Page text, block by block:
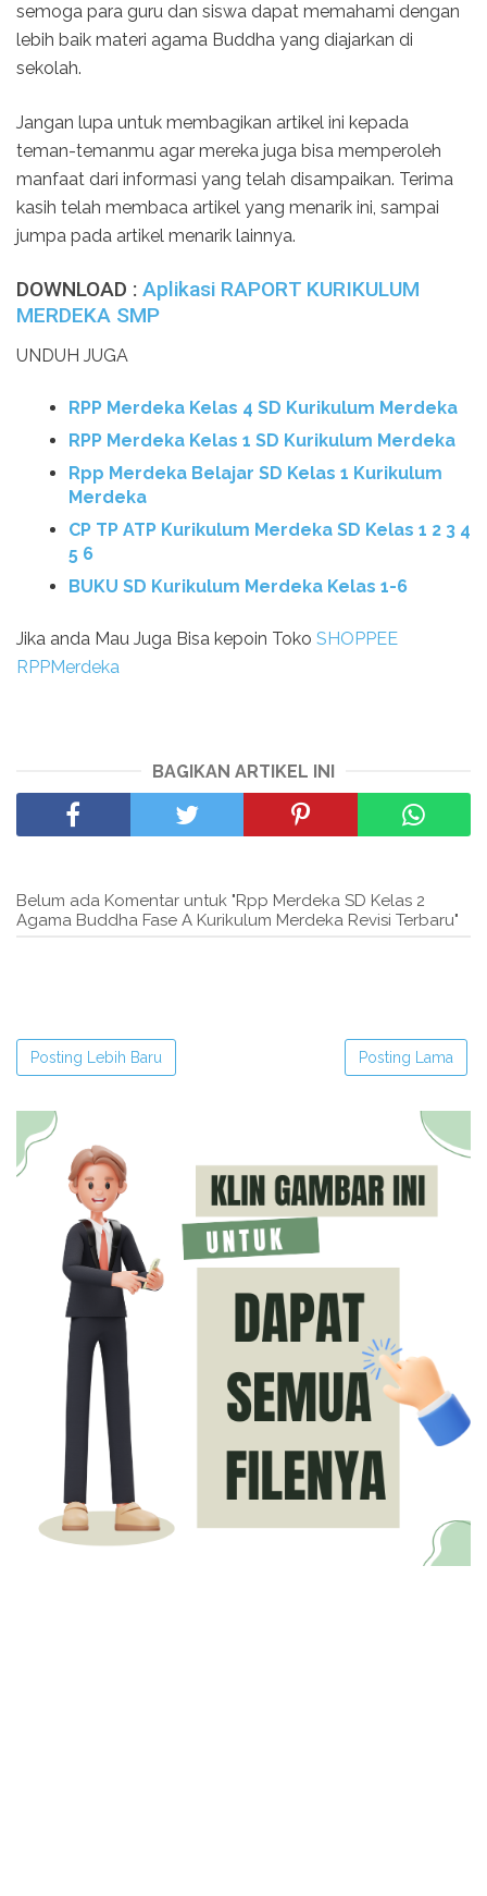
semoga para guru dan siswa dapat memahami dengan
lebih baik materi agama Buddha yang diajarkan di
sekolah.
Jangan lupa untuk membagikan artikel ini kepada
teman-temanmu agar mereka juga bisa memperoleh
manfaat dari informasi yang telah disampaikan. Terima
kasih telah membaca artikel yang menarik ini, sampai
jumpa pada artikel menarik lainnya.
DOWNLOAD : Aplikasi RAPORT KURIKULUM
MERDEKA SMP
UNDUH JUGA
RPP Merdeka Kelas 4 SD Kurikulum Merdeka
RPP Merdeka Kelas 1 SD Kurikulum Merdeka
Rpp Merdeka Belajar SD Kelas 1 Kurikulum
Merdeka
CP TP ATP Kurikulum Merdeka SD Kelas 1 2 3 4
5 6
BUKU SD Kurikulum Merdeka Kelas 1-6
Jika anda Mau Juga Bisa kepoin Toko SHOPPEE
RPPMerdeka
BAGIKAN ARTIKEL INI
Belum ada Komentar untuk "Rpp Merdeka SD Kelas 2
Agama Buddha Fase A Kurikulum Merdeka Revisi Terbaru"
Posting Lebih Baru Posting Lama